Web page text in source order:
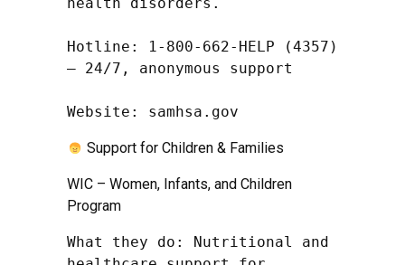
Hotline: 1-800-662-HELP (4357)
– 24/7, anonymous support
Website: samhsa.gov
Support for Children & Families
WIC – Women, Infants, and Children
Program
What they do: Nutritional and